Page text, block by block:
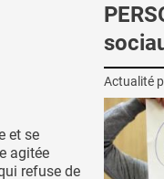
et se
agitée
refuse de
Actualité